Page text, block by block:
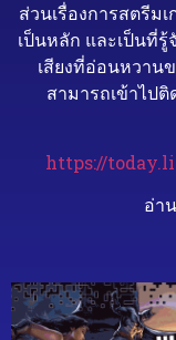
ส่วนเรื่องการสตรีม
เป็นหลัก และเป็นที่
เสียงที่อ่อนหวาน
สามารถเข้าไป
https://
อ่า